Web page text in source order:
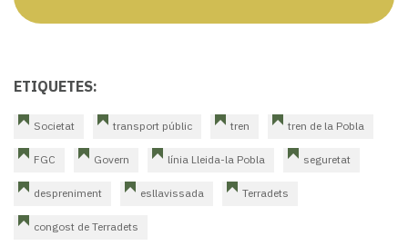
ETIQUETES:
Societat transport públic tren tren de la Pobla
FGC Govern línia Lleida-la Pobla seguretat
despreniment esllavissada Terradets
congost de Terradets